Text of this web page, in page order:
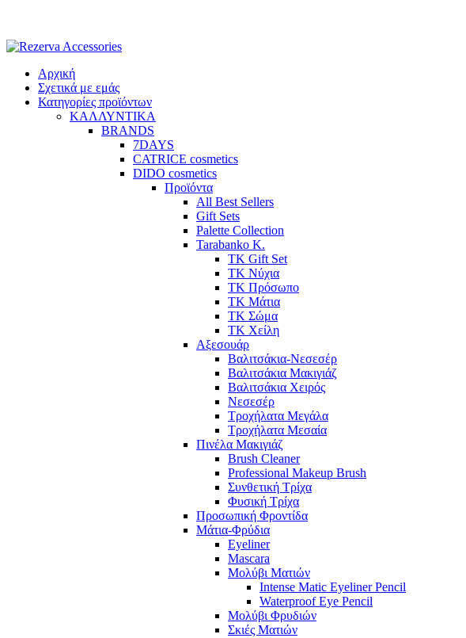
content
Αρχική
Σχετικά με εμάς
Κατηγορίες προϊόντων
ΚΑΛΛΥΝΤΙΚΑ
BRANDS
7DAYS
CATRICE cosmetics
DIDO cosmetics
Προϊόντα
All Best Sellers
Gift Sets
Palette Collection
Tarabanko K.
TK Gift Set
TK Νύχια
TK Πρόσωπο
ΤΚ Μάτια
ΤΚ Σώμα
ΤΚ Χείλη
Αξεσουάρ
Βαλιτσάκια-Νεσεσέρ
Βαλιτσάκια Μακιγιάζ
Βαλιτσάκια Χειρός
Νεσεσέρ
Τροχήλατα Μεγάλα
Τροχήλατα Μεσαία
Πινέλα Μακιγιάζ
Brush Cleaner
Professional Makeup Brush
Συνθετική Τρίχα
Φυσική Τρίχα
Προσωπική Φροντίδα
Μάτια-Φρύδια
Eyeliner
Mascara
Μολύβι Ματιών
Intense Matic Eyeliner Pencil
Waterproof Eye Pencil
Μολύβι Φρυδιών
Σκιές Ματιών